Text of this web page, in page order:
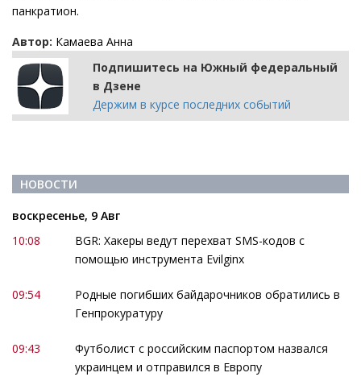
панкратион.
Автор: Камаева Анна
Подпишитесь на Южный федеральный
в Дзене
Держим в курсе последних событий
НОВОСТИ
воскресенье, 9 Авг
10:08
BGR: Хакеры ведут перехват SMS-кодов с
помощью инструмента Evilginx
09:54
Родные погибших байдарочников обратились в
Генпрокуратуру
09:43
Футболист с российским паспортом назвался
украинцем и отправился в Европу